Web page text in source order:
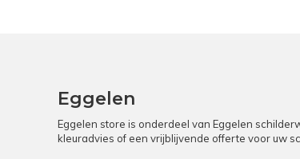
Eggelen
Eggelen store is onderdeel van Eggelen
kleuradvies of een vrijblijvende offerte voor uw